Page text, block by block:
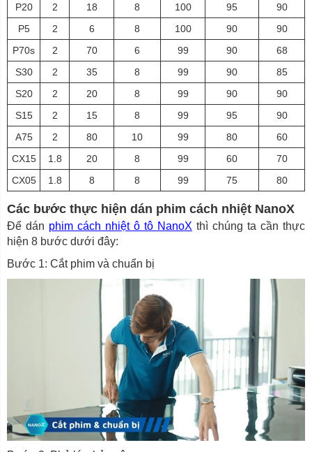
P20
2 18 8 100 95
90
P5
2 6 8 100 90
90
P70s
2 70 6 99 90
68
S30
2 35 8 99 90
85
S20
2 20 8 99 90
90
S15
2 15 8 99 95
90
A75
2 80 10 99 80
60
CX15
1.8 20 8 99 60
70
CX05
1.8 8 8 99 75 80
Các bước thực hiện dán phim cách nhiệt NanoX
Để dán phim cách nhiệt ô tô NanoX thì chúng ta cần thực
hiện 8 bước dưới đây:
Bước 1: Cắt phim và chuẩn bị